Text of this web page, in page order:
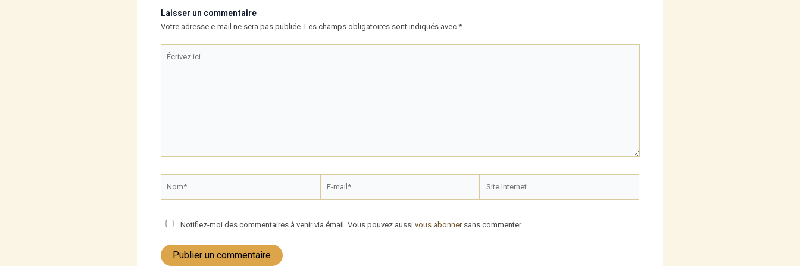
Laisser un commentaire
Votre adresse e-mail ne sera pas publiée. Les champs obligatoires sont indiqués avec *
ici…
mail*
Internet
Notifiez-moi des commentaires à venir via émail. Vous pouvez aussi vous abonnersans commenter.